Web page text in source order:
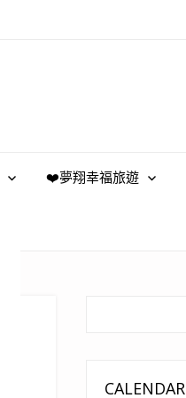
❤️夢翔幸福旅遊
CALENDAR